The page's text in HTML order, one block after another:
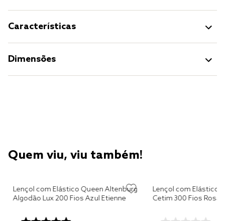
Características
Dimensões
Quem viu, viu também!
Lençol com Elástico Queen Altenburg
Algodão Lux 200 Fios Azul Etienne
Lençol com Elástico
Cetim 300 Fios Rosa